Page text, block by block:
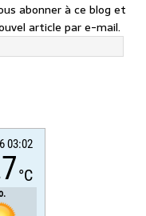
abonner à ce blog et
article par e-mail.